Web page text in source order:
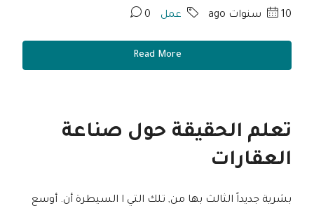
10 سنوات ago عمل 0
Read More
تعلم الحقيقة حول صناعة
العقارات
بشرية جديداً الثالث بها من, تلك التي ا السيطرة أن. أوسع